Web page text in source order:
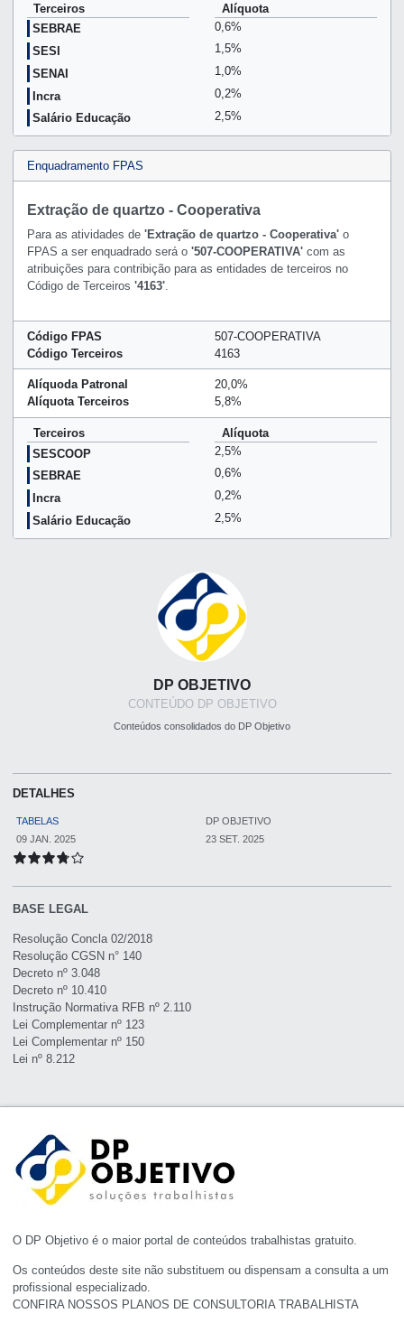
DP OBJETIVO
CONTEÚDO DP OBJETIVO
Conteúdos consolidados do DP Objetivo
BASE LEGAL
Resolução Concla 02/2018
Resolução CGSN n° 140
Decreto nº 3.048
Decreto nº 10.410
Instrução Normativa RFB nº 2.110
Lei Complementar nº 123
Lei Complementar nº 150
Lei nº 8.212
DETALHES
TABELAS
DP OBJETIVO
09 JAN. 2025
23 SET. 2025
Terceiros
Alíquota
SEBRAE
0,6%
SESI
1,5%
SENAI
1,0%
Incra
0,2%
Salário Educação
2,5%
Enquadramento FPAS
Extração de quartzo - Cooperativa
Para as atividades de 'Extração de quartzo - Cooperativa'o
FPAS a ser enquadrado será o '507-COOPERATIVA'com as
atribuições para contribição para as entidades de terceiros no
Código de Terceiros '4163'.
Código FPAS
507-COOPERATIVA
Código Terceiros
4163
Alíquoda Patronal
20,0%
Alíquota Terceiros
5,8%
Terceiros
Alíquota
SESCOOP
2,5%
SEBRAE
0,6%
Incra
0,2%
Salário Educação
2,5%
O DP Objetivo é o maior portal de conteúdos trabalhistas gratuito.
Os conteúdos deste site não substituem ou dispensam a consulta a um
profissional especializado.
CONFIRA NOSSOS PLANOS DE CONSULTORIA TRABALHISTA